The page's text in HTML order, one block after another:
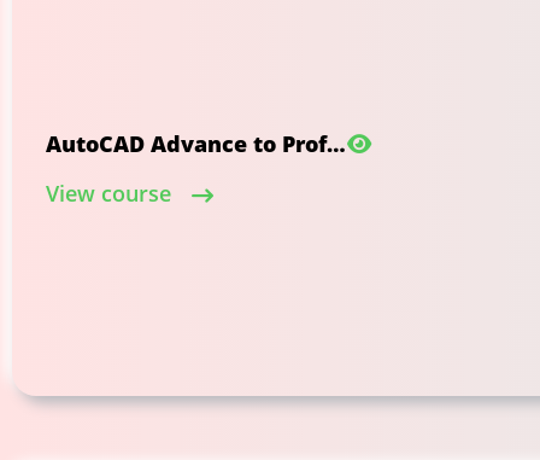
AutoCAD Advance to Professional
View course